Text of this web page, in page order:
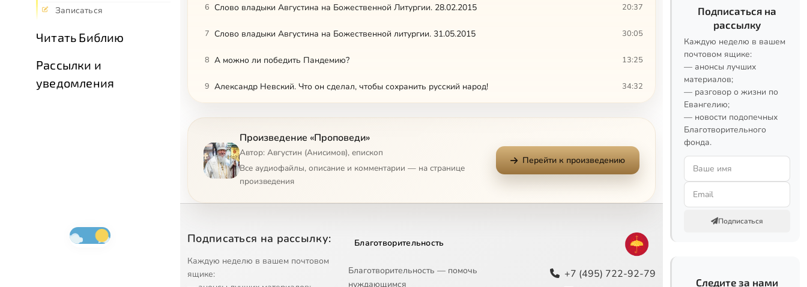
Записаться
Читать Библию
Рассылки и
уведомления
6 Слово владыки Августина на Божественной Литургии. 28.02.2015 20:37
7 Слово владыки Августина на Божественной литургии. 31.05.2015 30:05
8 А можно ли победить Пандемию? 13:25
9 Александр Невский. Что он сделал, чтобы сохранить русский народ! 34:32
Где есть Царство человеческое?
12 Автономный мир человека. Как объединить людей! 35:57
15 Беседа о браке и семье (Часть 2) 25:10
16 Беседа о браке и семье (Часть 3) 22:42
Произведение «Проповеди»
Автор: Августин (Анисимов), епископ
Все аудиофайлы, описание и комментарии — на странице
произведения
Перейти к произведению
Подписаться на рассылку:
Каждую неделю в вашем почтовом
ящике:
Благотворительность
Благотворительность — помочь
нуждающимся
+7 (495) 722-92-79
Подписаться на
рассылку
Каждую неделю в вашем
почтовом ящике:
— анонсы лучших
материалов;
— разговор о жизни по
Евангелию;
— новости подопечных
Благотворительного
фонда.
Подписаться
Следите за нами